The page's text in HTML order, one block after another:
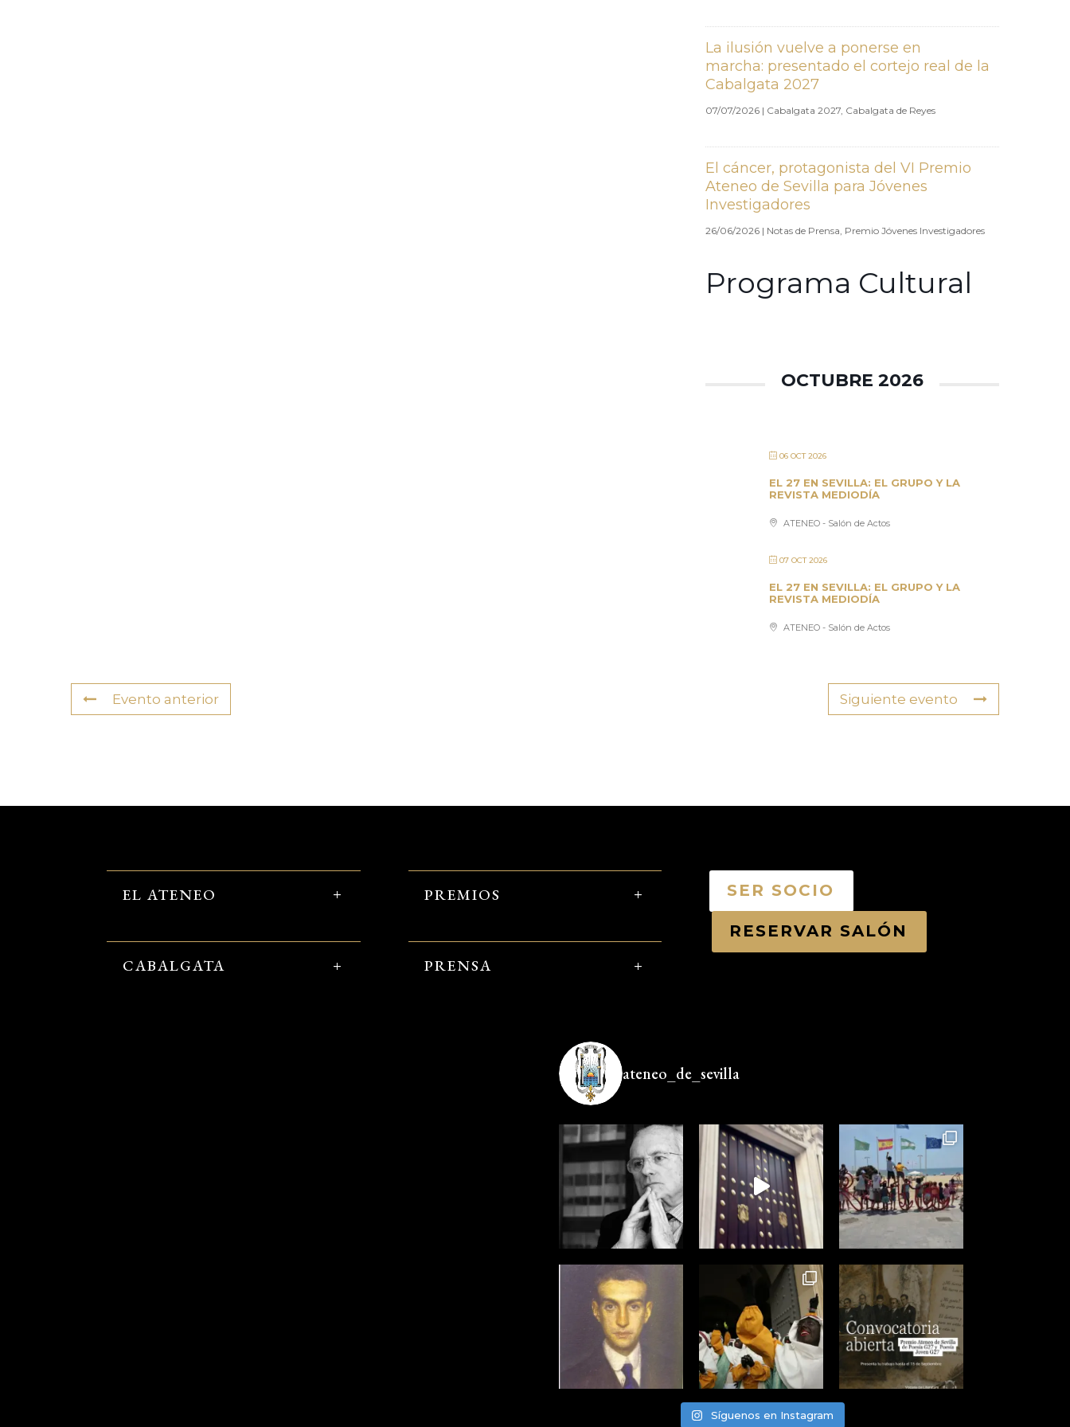
La ilusión vuelve a ponerse en
marcha: presentado el cortejo real de la
Cabalgata 2027
07/07/2026 | Cabalgata 2027, Cabalgata de Reyes
El cáncer, protagonista del VI Premio
Ateneo de Sevilla para Jóvenes
Investigadores
26/06/2026 | Notas de Prensa, Premio Jóvenes Investigadores
Programa Cultural
OCTUBRE 2026
06 OCT 2026
EL 27 EN SEVILLA: EL GRUPO Y LA
REVISTA MEDIODÍA
ATENEO - Salón de Actos
07 OCT 2026
EL 27 EN SEVILLA: EL GRUPO Y LA
REVISTA MEDIODÍA
ATENEO - Salón de Actos
Evento anterior Siguiente evento
EL ATENEO
CABALGATA
PREMIOS
PRENSA
SER SOCIO
RESERVAR SALÓN
ateneo_de_sevilla
Síguenos en Instagram